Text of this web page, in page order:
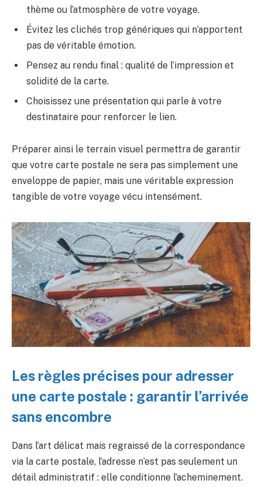
thème ou l’atmosphère de votre voyage.
Évitez les clichés trop génériques qui n’apportent
pas de véritable émotion.
Pensez au rendu final : qualité de l’impression et
solidité de la carte.
Choisissez une présentation qui parle à votre
destinataire pour renforcer le lien.
Préparer ainsi le terrain visuel permettra de garantir
que votre carte postale ne sera pas simplement une
enveloppe de papier, mais une véritable expression
tangible de votre voyage vécu intensément.
Les règles précises pour adresser
une carte postale : garantir l’arrivée
sans encombre
Dans l’art délicat mais regraissé de la correspondance
via la carte postale, l’adresse n’est pas seulement un
détail administratif : elle conditionne l’acheminement.